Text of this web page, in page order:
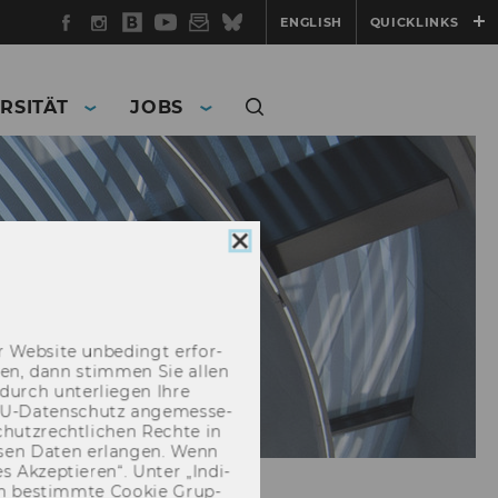
Facebook
Instagram
WU
Blog
YouTube
Newsletter
BlueskyENGLISH QUICKLINKS
JOBS
Cookie
Consent
schließen
Web­site un­be­dingt er­for­
dann stim­men Sie allen
un­ter­lie­gen Ihre
​Datenschutz an­ge­mes­se­
Rech­te in
Daten er­lan­gen. Wenn
Ak­zep­tie­ren“. Unter „In­di­
be­stimm­te Coo­kie Grup­